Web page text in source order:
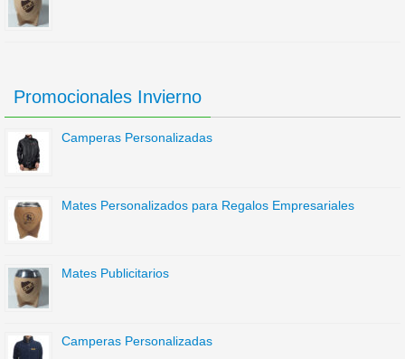
Promocionales Invierno
Camperas Personalizadas
Mates Personalizados para Regalos Empresariales
Mates Publicitarios
Camperas Personalizadas